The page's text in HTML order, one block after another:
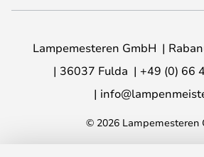
Lampemesteren GmbH
36037 Fulda
+49 (0) 66
© 2026 Lampemesteren